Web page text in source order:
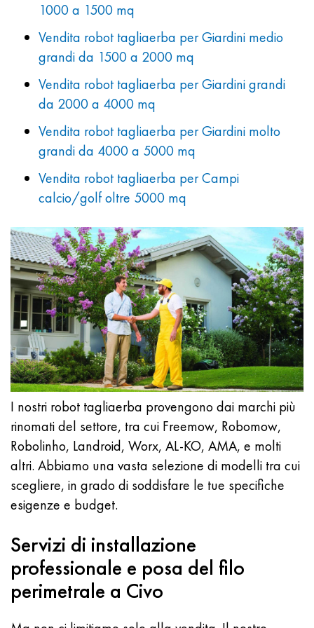
1000 a 1500 mq
Vendita robot tagliaerba per Giardini medio
grandi da 1500 a 2000 mq
Vendita robot tagliaerba per Giardini grandi
da 2000 a 4000 mq
Vendita robot tagliaerba per Giardini molto
grandi da 4000 a 5000 mq
Vendita robot tagliaerba per Campi
calcio/golf oltre 5000 mq
I nostri robot tagliaerba provengono dai marchi più
rinomati del settore, tra cui Freemow, Robomow,
Robolinho, Landroid, Worx, AL-KO, AMA, e molti
altri. Abbiamo una vasta selezione di modelli tra cui
scegliere, in grado di soddisfare le tue specifiche
esigenze e budget.
Servizi di installazione
professionale e posa del filo
perimetrale a Civo